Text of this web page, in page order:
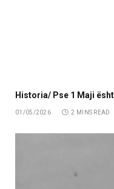
Historia/ Pse 1 Maji
01/05/2026 2 MINS READ